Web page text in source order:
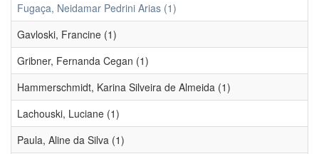
Fugaça, Neidamar Pedrini Arias (1)
Gavloski, Francine (1)
Gribner, Fernanda Cegan (1)
Hammerschmidt, Karina Silveira de Almeida (1)
Lachouski, Luciane (1)
Paula, Aline da Silva (1)